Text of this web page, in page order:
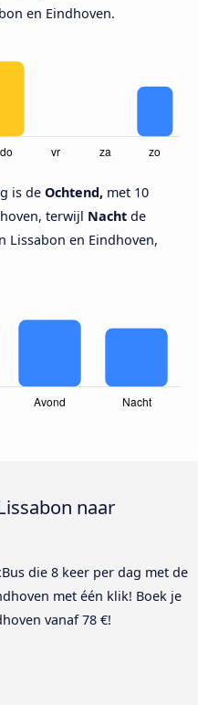
en Eindhoven.
is de Ochtend, met 10
terwijl Nacht de
Lissabon en Eindhoven,
naar
die 8 keer per dag met de
met één klik! Boek je
vanaf 78 €!